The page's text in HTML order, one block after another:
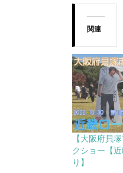
関連
【大阪府貝
クショー【
り】